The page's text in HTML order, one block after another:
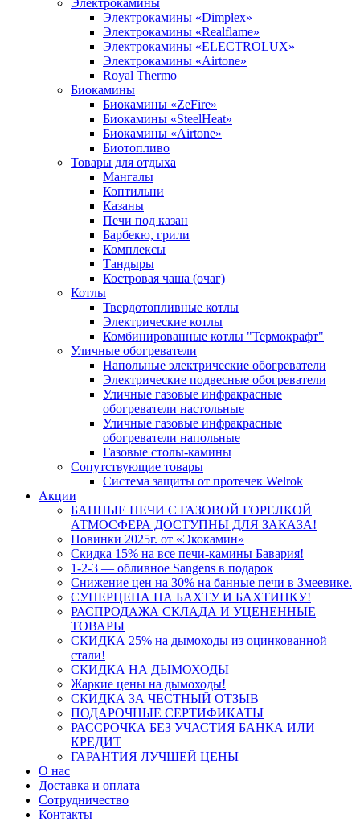
Электрокамины
Электрокамины «Dimplex»
Электрокамины «Realflame»
Электрокамины «ELECTROLUX»
Электрокамины «Airtone»
Royal Thermo
Биокамины
Биокамины «ZeFire»
Биокамины «SteelHeat»
Биокамины «Airtone»
Биотопливо
Товары для отдыха
Мангалы
Коптильни
Казаны
Печи под казан
Барбекю, грили
Комплексы
Тандыры
Костровая чаша (очаг)
Котлы
Твердотопливные котлы
Электрические котлы
Комбинированные котлы "Термокрафт"
Уличные обогреватели
Напольные электрические обогреватели
Электрические подвесные обогреватели
Уличные газовые инфракрасные
обогреватели настольные
Уличные газовые инфракрасные
обогреватели напольные
Газовые столы-камины
Сопутствующие товары
Система защиты от протечек Welrok
Акции
БАННЫЕ ПЕЧИ С ГАЗОВОЙ ГОРЕЛКОЙ
АТМОСФЕРА ДОСТУПНЫ ДЛЯ ЗАКАЗА!
Новинки 2025г. от «Экокамин»
Скидка 15% на все печи-камины Бавария!
1-2-3 — обливное Sangens в подарок
Снижение цен на 30% на банные печи в Змеевике.
СУПЕРЦЕНА НА БАХТУ И БАХТИНКУ!
РАСПРОДАЖА СКЛАДА И УЦЕНЕННЫЕ
ТОВАРЫ
СКИДКА 25% на дымоходы из оцинкованной
стали!
СКИДКА НА ДЫМОХОДЫ
Жаркие цены на дымоходы!
СКИДКА ЗА ЧЕСТНЫЙ ОТЗЫВ
ПОДАРОЧНЫЕ СЕРТИФИКАТЫ
РАССРОЧКА БЕЗ УЧАСТИЯ БАНКА ИЛИ
КРЕДИТ
ГАРАНТИЯ ЛУЧШЕЙ ЦЕНЫ
О нас
Доставка и оплата
Сотрудничество
Контакты